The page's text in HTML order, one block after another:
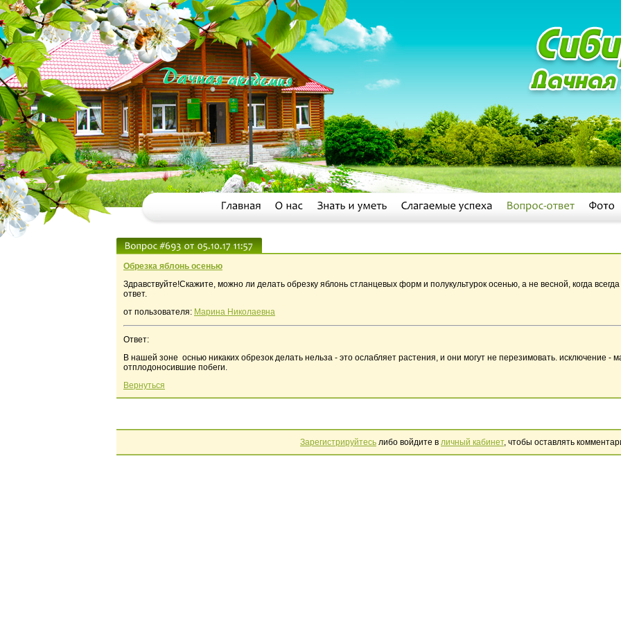
Обрезка яблонь осенью
Здравствуйте!Скажите, можно ли делать обрезку яблонь стланцевых форм и полукультурок осенью, а не весной, когда
ответ.
от пользователя: Марина Николаевна
Ответ:
В нашей зоне оснью никаких обрезок делать нельза - это ослабляет растения, и они могут не перезимовать. исключение -
отплодоносившие побеги.
Вернуться
Зарегистрируйтесь либо войдите в личный кабинет, чтобы оставлять